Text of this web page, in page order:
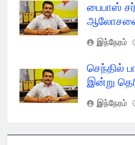
பைபாஸ்
இந்நேரம்
செந்தில்
இன்று
இந்நேரம்